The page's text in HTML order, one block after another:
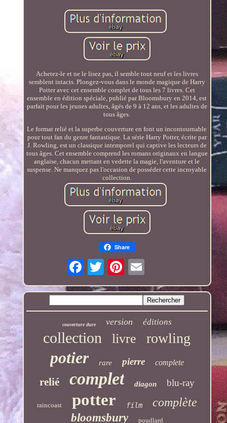
Achetez-le et ne le lisez pas, il semble tout neuf et les livres
semblent intacts. Plongez-vous dans le monde magique de Harry
Potter avec cet ensemble complet de tous les 7 livres. Cet
ensemble en édition spéciale, publié par Bloomsbury en 2014, est
parfait pour les jeunes adultes, âgés de 9 à 12 ans, et les adultes de
tous âges.
Le format relié et la superbe couverture en font un incontournable
pour tout fan du genre fantastique. La série Harry Potter, écrite par
J. Rowling, est un classique intemporel qui captive les lecteurs de
tous âges. Cet ensemble comprend les romans originaux en langue
anglaise, chacun mettant en vedette la magie, l'aventure et le
suspense. Ne manquez pas l'occasion de posséder cette incroyable
collection.
Share
couverture dure version éditions
collection livre rowling
potier rare pierre complete
relié complet diagon blu-ray
raincoast potter film complète
bloomsbury poudlard